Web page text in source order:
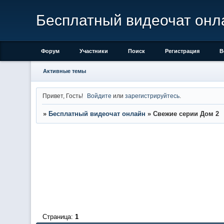
Бесплатный видеочат
Форум Участники Поиск Регистрация
Активные темы
Привет, Гость! Войдите илизарегистрируйтесь
» Бесплатный видеочат онлайн » Свежие серии Дом 2
Страница: 1